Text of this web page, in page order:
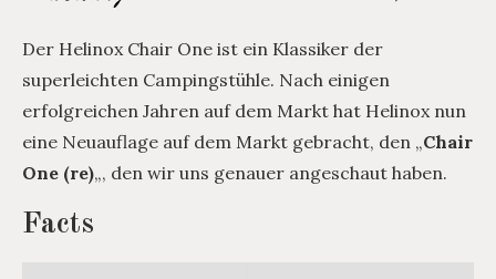
Der Helinox Chair One ist ein Klassiker der
superleichten Campingstühle. Nach einigen
erfolgreichen Jahren auf dem Markt hat Helinox nun
eine Neuauflage auf dem Markt gebracht, den „Chair
One (re)„, den wir uns genauer angeschaut haben.
Facts